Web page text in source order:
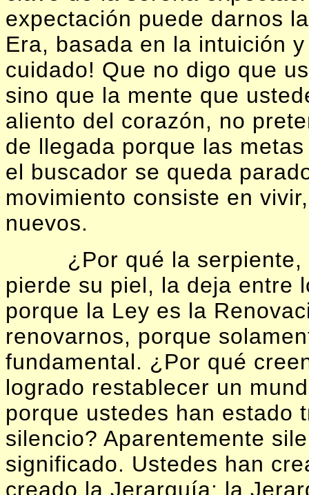
expectación puede darnos
Era, basada en la intuición
cuidado! Que no digo que
sino que la mente que
aliento del corazón, no
de llegada porque las
el buscador se queda
movimiento consiste en
nuevos.
¿Por qué la
pierde su piel, la deja entre
porque la Ley es la
renovarnos, porque
fundamental. ¿Por qué
logrado restablecer un
porque ustedes han estado
silencio? Aparentemente
significado. Ustedes han
creado la Jerarquía; la